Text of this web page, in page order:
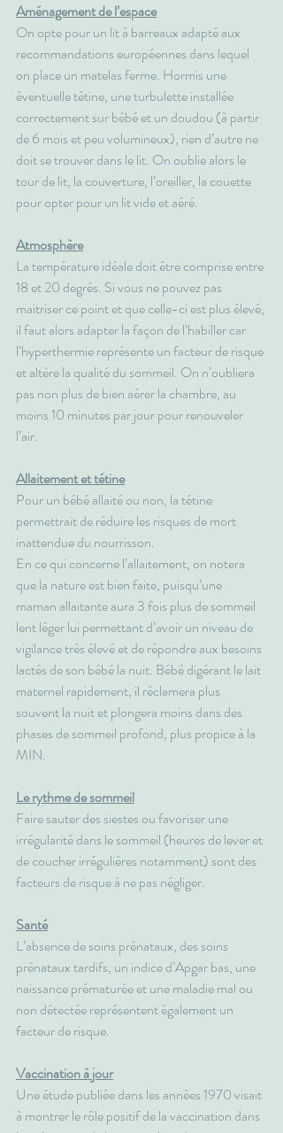
Aménagement de l’espace
On opte pour un lit à barreaux adapté aux
recommandations européennes dans lequel
on place un matelas ferme. Hormis une
éventuelle tétine, une turbulette installée
correctement sur bébé et un doudou (à partir
de 6 mois et peu volumineux), rien d’autre ne
doit se trouver dans le lit. On oublie alors le
tour de lit, la couverture, l’oreiller, la couette
pour opter pour un lit vide et aéré.
Atmosphère
La température idéale doit être comprise entre
18 et 20 degrés. Si vous ne pouvez pas
maitriser ce point et que celle-ci est plus élevé,
il faut alors adapter la façon de l’habiller car
l’hyperthermie représente un facteur de risque
et altère la qualité du sommeil. On n’oubliera
pas non plus de bien aérer la chambre, au
moins 10 minutes par jour pour renouveler
l’air.
Allaitement et tétine
Pour un bébé allaité ou non, la tétine
permettrait de réduire les risques de mort
inattendue du nourrisson.
En ce qui concerne l’allaitement, on notera
que la nature est bien faite, puisqu’une
maman allaitante aura 3 fois plus de sommeil
lent léger lui permettant d’avoir un niveau de
vigilance très élevé et de répondre aux besoins
lactés de son bébé la nuit. Bébé digérant le lait
maternel rapidement, il réclamera plus
souvent la nuit et plongera moins dans des
phases de sommeil profond, plus propice à la
MIN.
Le rythme de sommeil
Faire sauter des siestes ou favoriser une
irrégularité dans le sommeil (heures de lever et
de coucher irrégulières notamment) sont des
facteurs de risque à ne pas négliger.
Santé
L’absence de soins prénataux, des soins
prénataux tardifs, un indice d’Apgar bas, une
naissance prématurée et une maladie mal ou
non détectée représentent également un
facteur de risque.
Vaccination à jour
Une étude publiée dans les années 1970 visait
à montrer le rôle positif de la vaccination dans